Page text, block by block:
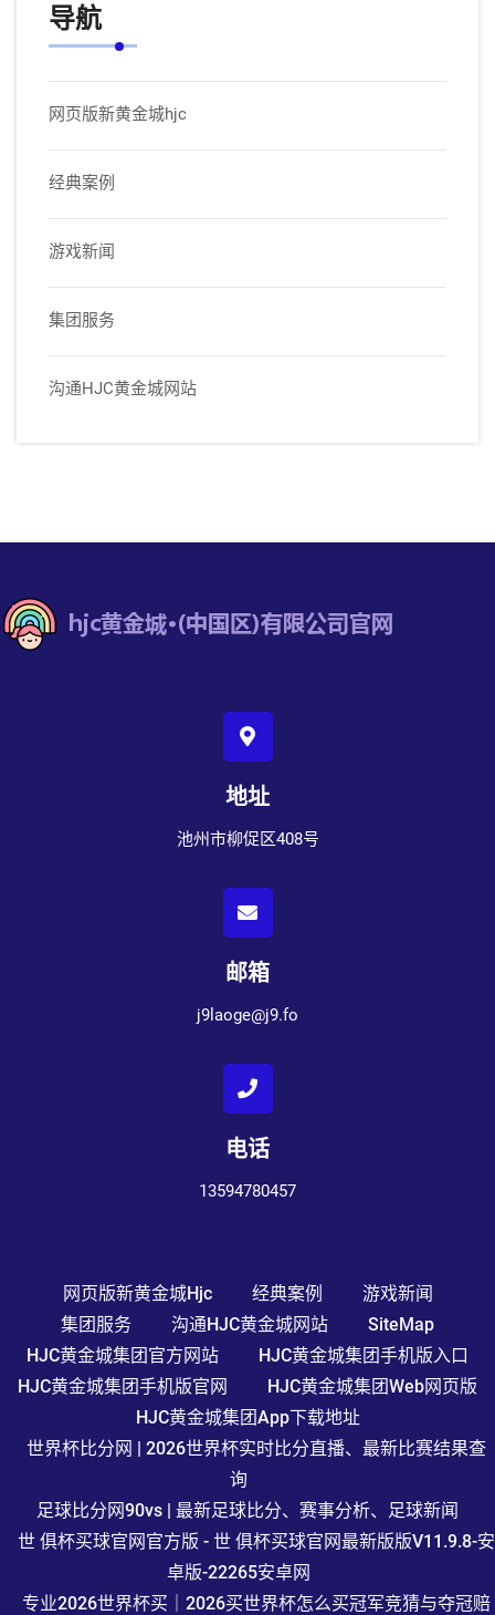
导航
网页版新黄金城hjc
经典案例
游戏新闻
集团服务
沟通HJC黄金城网站
地址
池州市柳促区408号
邮箱
j9laoge@j9.fo
电话
13594780457
网页版新黄金城hjc 经典案例
游戏新闻
集团服务
沟通HJC黄金城网站
SiteMap
HJC黄金城集团官方网站
HJC黄金城集团手机版入口
HJC黄金城集团手机版官网
HJC黄金城集团Web网页版
HJC黄金城集团app下载地址
世界杯比分网 | 2026世界杯实时比分直播、最新比赛结果查
询
足球比分网90vs | 最新足球比分、赛事分析、足球新闻
世 俱杯买球官网官方版 - 世 俱杯买球官网最新版版V11.9.8-安
卓版-22265安卓网
专业2026世界杯买｜2026买世界杯怎么买冠军竞猜与夺冠赔